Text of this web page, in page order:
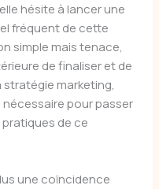
hésite à lancer une
fréquent de cette
simple mais tenace,
de finaliser et de
stratégie marketing,
pour passer
pratiques de ce
une coïncidence